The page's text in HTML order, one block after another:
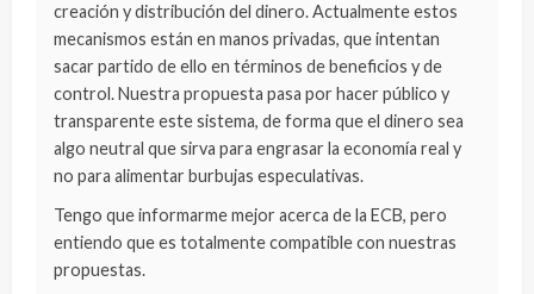
creación y distribución del dinero. Actualmente estos
mecanismos están en manos privadas, que intentan
sacar partido de ello en términos de beneficios y de
control. Nuestra propuesta pasa por hacer público y
transparente este sistema, de forma que el dinero sea
algo neutral que sirva para engrasar la economía real y
no para alimentar burbujas especulativas.
Tengo que informarme mejor acerca de la ECB, pero
entiendo que es totalmente compatible con nuestras
propuestas.